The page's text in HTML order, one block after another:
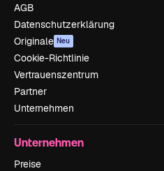
AGB
Datenschutzerklärung
Originale Neu
Cookie-Richtlinie
Vertrauenszentrum
Partner
Unternehmen
Unternehmen
Preise